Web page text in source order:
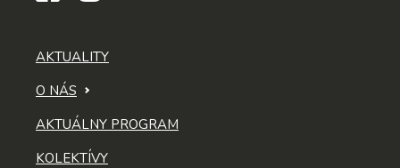
AKTUALITY
O NÁS
AKTUÁLNY PROGRAM
KOLEKTÍVY